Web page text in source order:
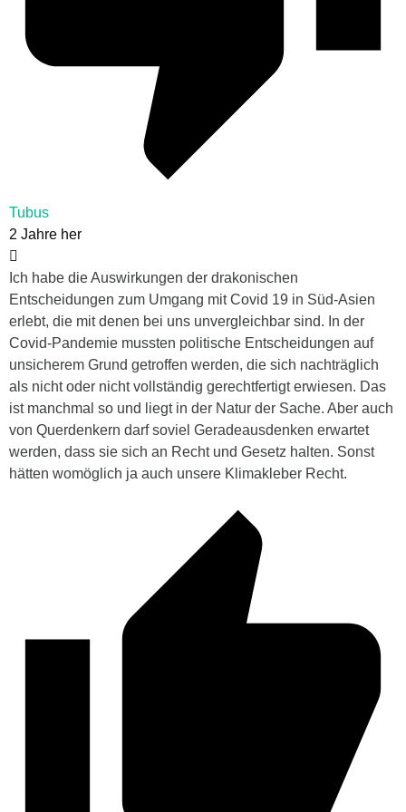
Tubus
2 Jahre her
Ich habe die Auswirkungen der drakonischen
Entscheidungen zum Umgang mit Covid 19 in Süd-Asien
erlebt, die mit denen bei uns unvergleichbar sind. In der
Covid-Pandemie mussten politische Entscheidungen auf
unsicherem Grund getroffen werden, die sich nachträglich
als nicht oder nicht vollständig gerechtfertigt erwiesen. Das
ist manchmal so und liegt in der Natur der Sache. Aber auch
von Querdenkern darf soviel Geradeausdenken erwartet
werden, dass sie sich an Recht und Gesetz halten. Sonst
hätten womöglich ja auch unsere Klimakleber Recht.